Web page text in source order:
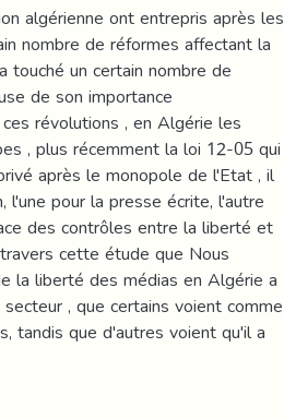
algérienne ont entrepris après les
nombre de réformes affectant la
un certain nombre de
de son importance
révolutions , en Algérie les
, plus récemment la loi 12-05 qui
après le monopole de l'Etat , il
pour la presse écrite, l'autre
des contrôles entre la liberté et
cette étude que Nous
la liberté des médias en Algérie a
, que certains voient comme
tandis que d'autres voient qu'il a